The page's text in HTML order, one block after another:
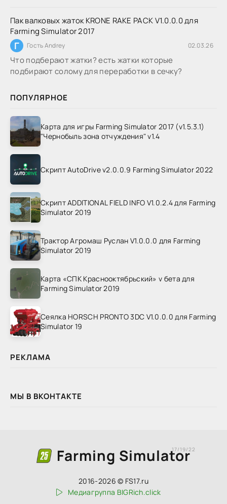
Пак валковых жаток KRONE RAKE PACK V1.0.0.0 для
Farming Simulator 2017
Г Гость Andrey 02.03.26
Что подберают жатки? есть жатки которые
подбирают солому для переработки в сечку?
ПОПУЛЯРНОЕ
Карта для игры Farming Simulator 2017 (v1.5.3.1)
"Чернобыль зона отчуждения" v1.4
Скрипт AutoDrive v2.0.0.9 Farming Simulator 2022
Скрипт ADDITIONAL FIELD INFO V1.0.2.4 для Farming
Simulator 2019
Трактор Агромаш Руслан V1.0.0.0 для Farming
Simulator 2019
Карта «СПК Краснооктябрьский» v бета для
Farming Simulator 2019
Сеялка HORSCH PRONTO 3DC V1.0.0.0 для Farming
Simulator 19
РЕКЛАМА
МЫ В ВКОНТАКТЕ
Farming Simulator
17/19/22
2016-2026 © FS17.ru
Медиагруппа BIGRich.click